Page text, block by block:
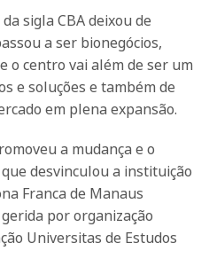
sigla CBA deixou de
a ser bionegócios,
o centro vai além de ser um
e soluções e também de
em plena expansão.
a mudança e o
desvinculou a instituição
Franca de Manaus
por organização
Universitas de Estudos